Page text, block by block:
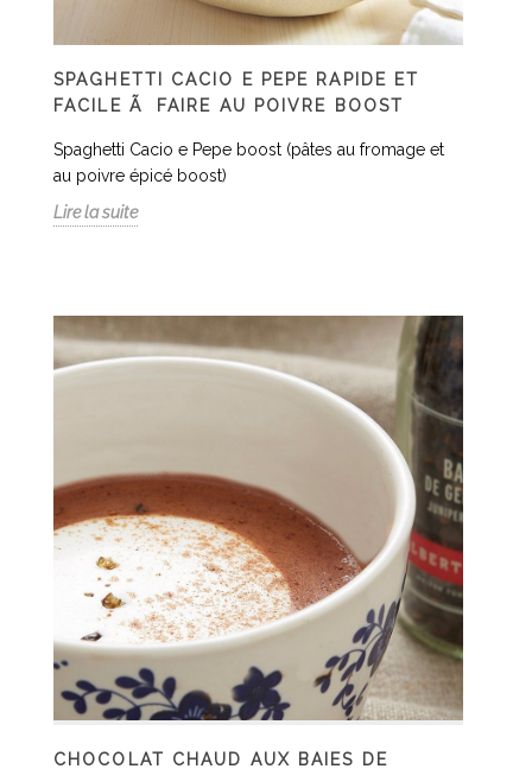
SPAGHETTI CACIO E PEPE RAPIDE ET
FACILE Ã FAIRE AU POIVRE BOOST
Spaghetti Cacio e Pepe boost (pâtes au fromage et
au poivre épicé boost)
Lire la suite
CHOCOLAT CHAUD AUX BAIES DE